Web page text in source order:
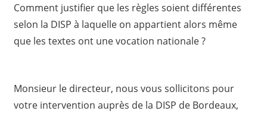
Comment justifier que les règles soient différentes
selon la DISP à laquelle on appartient alors même
que les textes ont une vocation nationale ?
Monsieur le directeur, nous vous sollicitons pour
votre intervention auprès de la DISP de Bordeaux,